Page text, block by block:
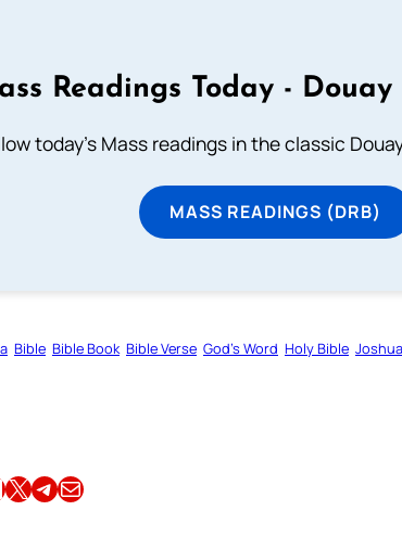
Readings Today - Douay
today's Mass readings in the classic
MASS READINGS (DRB)
Bible Bible Book Bible Verse God’s Word Holy Bible Joshua
Share this article on X Share this article on TelegramEmail this Article